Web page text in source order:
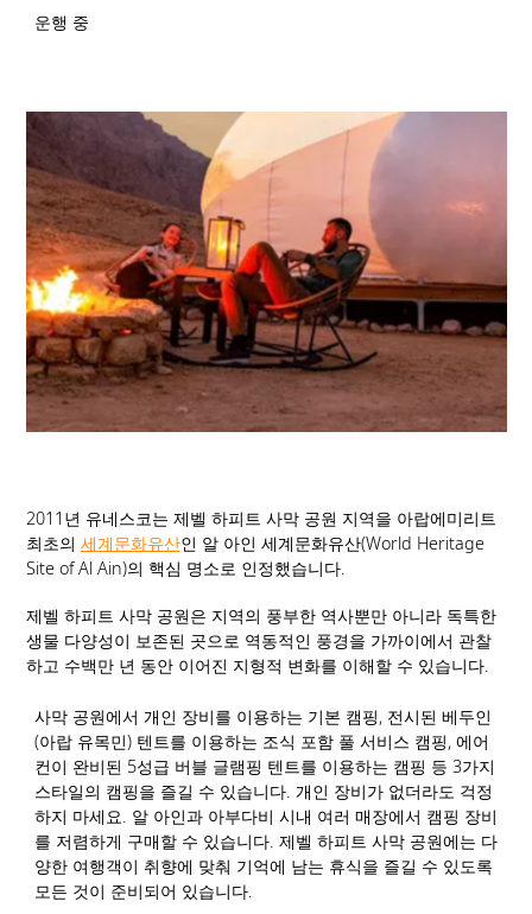
운행 중
2011년 유네스코는 제벨 하피트 사막 공원 지역을 아랍에미리트
최초의 세계문화유산인 알 아인 세계문화유산(World Heritage
Site of Al Ain)의 핵심 명소로 인정했습니다.
제벨 하피트 사막 공원은 지역의 풍부한 역사뿐만 아니라 독특한
생물 다양성이 보존된 곳으로 역동적인 풍경을 가까이에서 관찰
하고 수백만 년 동안 이어진 지형적 변화를 이해할 수 있습니다.
사막 공원에서 개인 장비를 이용하는 기본 캠핑, 전시된 베두인
(아랍 유목민) 텐트를 이용하는 조식 포함 풀 서비스 캠핑, 에어
컨이 완비된 5성급 버블 글램핑 텐트를 이용하는 캠핑 등 3가지
스타일의 캠핑을 즐길 수 있습니다. 개인 장비가 없더라도 걱정
하지 마세요. 알 아인과 아부다비 시내 여러 매장에서 캠핑 장비
를 저렴하게 구매할 수 있습니다. 제벨 하피트 사막 공원에는 다
양한 여행객이 취향에 맞춰 기억에 남는 휴식을 즐길 수 있도록
모든 것이 준비되어 있습니다.